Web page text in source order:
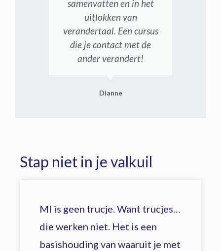
samenvatten en in het
uitlokken van
verandertaal. Een cursus
die je contact met de
ander verandert!
Dianne
Stap niet in je valkuil
MI is geen trucje. Want trucjes…
die werken niet. Het is een
basishouding van waaruit je met